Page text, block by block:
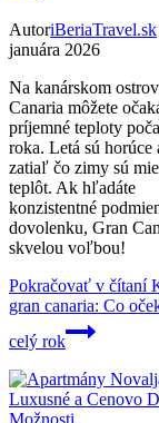
AutoriBeriaTravel.sk
januára 2026
Na kanárskom
Canaria môžete
príjemné teploty
roka. Letá sú horúce
zatiaľ čo zimy sú
teplôt. Ak hľadáte
konzistentné
dovolenku, Gran
skvelou voľbou!
Pokračovať v čítaní
gran canaria: Co
celý rok